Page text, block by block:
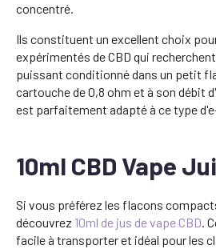
concentré.
Ils constituent un excellent choix
expérimentés de CBD qui
puissant conditionné dans un petit
cartouche de 0,8 ohm et à son débit
est parfaitement adapté à ce type
10ml CBD Vape
Si vous préférez les flacons
découvrez 10ml de jus de vape CBD.
facile à transporter et idéal pour les